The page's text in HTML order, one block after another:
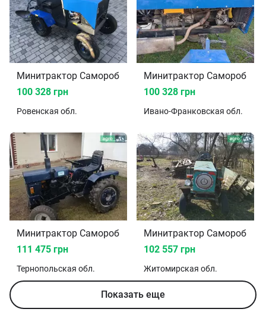
Минитрактор Саморобний 2024
100 328 грн
Ровенская обл.
100 328 грн
Ивано-Франковская обл.
Минитрактор Саморобний 2006
111 475 грн
Тернопольская обл.
102 557 грн
Житомирская обл.
Показать еще